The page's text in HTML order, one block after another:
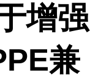
增强
兼